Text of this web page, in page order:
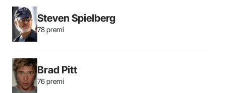
Steven Spielberg
78 premi
Brad Pitt
76 premi